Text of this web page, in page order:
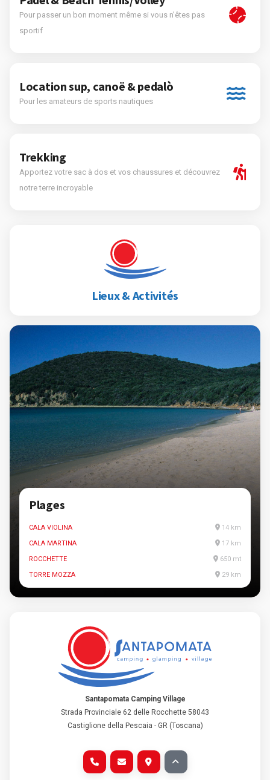
Pour passer un bon moment même si vous n’êtes pas
sportif
Location sup, canoë & pedalò
Pour les amateurs de sports nautiques
Trekking
Apportez votre sac à dos et vos chaussures et découvrez
notre terre incroyable
Lieux & Activités
Plages
CALA VIOLINA
14 km
CALA MARTINA
17 km
ROCCHETTE
650 mt
TORRE MOZZA
29 km
Santapomata Camping Village
Strada Provinciale 62 delle Rocchette 58043
Castiglione della Pescaia - GR (Toscana)